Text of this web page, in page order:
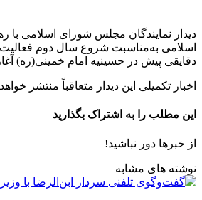
دیدار نمایندگان مجلس شورای اسلامی با
اسلامی به‌مناسبت شروع سال دوم
دقایقی پیش در حسینیه امام خمینی(ره)
اخبار تکمیلی این دیدار متعاقباً منتشر
این مطلب را به اشتراک بگذارید
از خبرها دور نباشید!
نوشته های مشابه